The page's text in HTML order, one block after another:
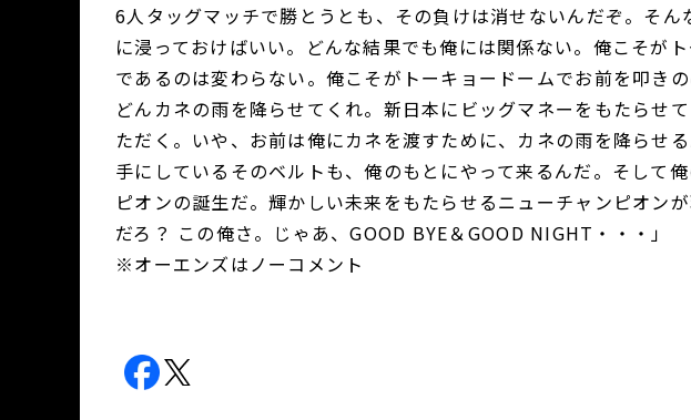
6人タッグマッチで勝とうとも、その負けは消せないんだぞ。そ
に浸っておけばいい。どんな結果でも俺には関係ない。俺こそが
であるのは変わらない。俺こそがトーキョードームでお前を叩き
どんカネの雨を降らせてくれ。新日本にビッグマネーをもたらせ
ただく。いや、お前は俺にカネを渡すために、カネの雨を降らせ
手にしているそのベルトも、俺のもとにやって来るんだ。そして
ピオンの誕生だ。輝かしい未来をもたらせるニューチャンピオン
だろ？ この俺さ。じゃあ、GOOD BYE＆GOOD NIGHT・・・」
※オーエンズはノーコメント